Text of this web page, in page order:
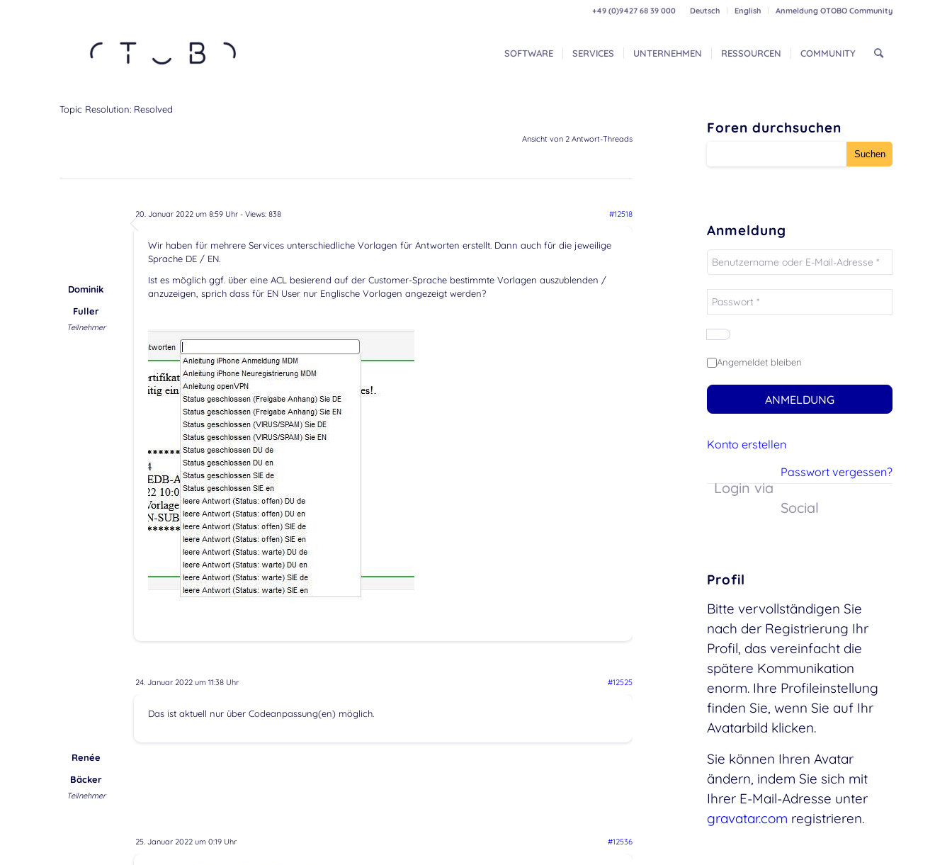
Deutsch English Anmeldung OTOBO Community
+49 (0)9427 68 39 000
SOFTWARE SERVICES UNTERNEHMEN RESSOURCEN COMMUNITY
Topic Resolution: Resolved
Ansicht von 2 Antwort-Threads
20. Januar 2022 um 8:59 Uhr- Views: 838 #12518
Dominik
Fuller
Teilnehmer
Wir haben für mehrere Services unterschiedliche Vorlagen für Antworten erstellt. Dann auch für die jeweilige
Sprache DE / EN.
Ist es möglich ggf. über eine ACL besierend auf der Customer-Sprache bestimmte Vorlagen auszublenden /
anzuzeigen, sprich dass für EN User nur Englische Vorlagen angezeigt werden?
24. Januar 2022 um 11:38 Uhr #12525
Renée
Bäcker
Teilnehmer
Das ist aktuell nur über Codeanpassung(en) möglich.
25. Januar 2022 um 0:19 Uhr #12536
Foren durchsuchen
Anmeldung
Angemeldet bleiben
ANMELDUNG
Konto erstellen
Passwort vergessen?
Login via
Social
Profil
Bitte vervollständigen Sie
nach der Registrierung Ihr
Profil, das vereinfacht die
spätere Kommunikation
enorm. Ihre Profileinstellung
finden Sie, wenn Sie auf Ihr
Avatarbild klicken.
Sie können Ihren Avatar
ändern, indem Sie sich mit
Ihrer E-Mail-Adresse unter
gravatar.com registrieren.